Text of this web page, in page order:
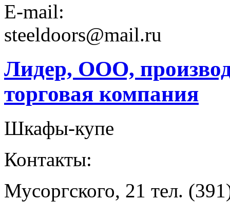
E-mail:
steeldoors@mail.ru
Лидер, ООО,
торговая компания
Шкафы-купе
Контакты:
Мусоргского, 21 тел.